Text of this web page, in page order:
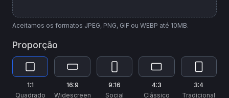
Aceitamos os formatos JPEG, PNG, GIF ou WEBP até 10MB.
Proporção
1:1
Quadrado
16:9
Widescreen
9:16
Social
4:3
Clássico
3:4
Tradicional